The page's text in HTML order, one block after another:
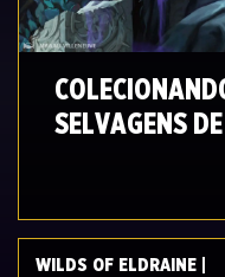
SELVAGENS
WILDS OF ELDRAINE |